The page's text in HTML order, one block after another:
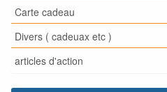
Carte cadeau
Divers ( cadeuax etc )
articles d'action